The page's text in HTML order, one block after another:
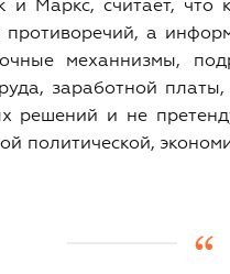
Маркс, считает, что
противоречий, а
механнизмы,
заработной
решений и не
политической,